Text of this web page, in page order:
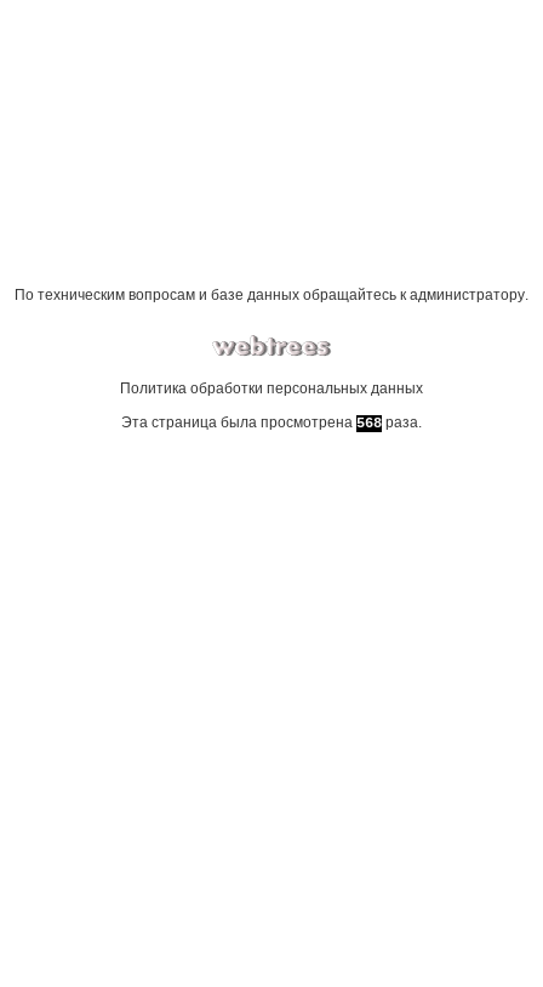
По техническим вопросам и базе данных обращайтесь к администратору.
Политика обработки персональных данных
Эта страница была просмотрена 568 раза.